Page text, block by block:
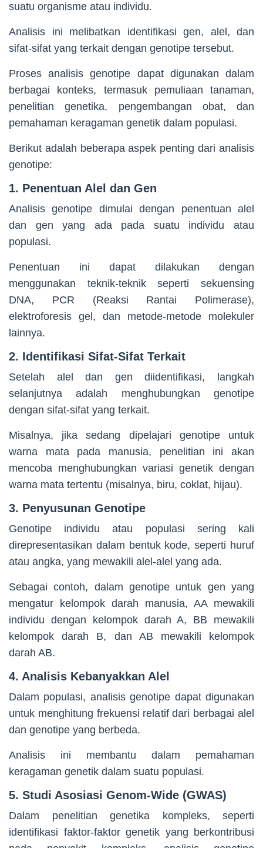
suatu organisme atau individu.
Analisis ini melibatkan identifikasi gen, alel, dan
sifat-sifat yang terkait dengan genotipe tersebut.
Proses analisis genotipe dapat digunakan dalam
berbagai konteks, termasuk pemuliaan tanaman,
penelitian genetika, pengembangan obat, dan
pemahaman keragaman genetik dalam populasi.
Berikut adalah beberapa aspek penting dari analisis
genotipe:
1. Penentuan Alel dan Gen
Analisis genotipe dimulai dengan penentuan alel
dan gen yang ada pada suatu individu atau
populasi.
Penentuan ini dapat dilakukan dengan
menggunakan teknik-teknik seperti sekuensing
DNA, PCR (Reaksi Rantai Polimerase),
elektroforesis gel, dan metode-metode molekuler
lainnya.
2. Identifikasi Sifat-Sifat Terkait
Setelah alel dan gen diidentifikasi, langkah
selanjutnya adalah menghubungkan genotipe
dengan sifat-sifat yang terkait.
Misalnya, jika sedang dipelajari genotipe untuk
warna mata pada manusia, penelitian ini akan
mencoba menghubungkan variasi genetik dengan
warna mata tertentu (misalnya, biru, coklat, hijau).
3. Penyusunan Genotipe
Genotipe individu atau populasi sering kali
direpresentasikan dalam bentuk kode, seperti huruf
atau angka, yang mewakili alel-alel yang ada.
Sebagai contoh, dalam genotipe untuk gen yang
mengatur kelompok darah manusia, AA mewakili
individu dengan kelompok darah A, BB mewakili
kelompok darah B, dan AB mewakili kelompok
darah AB.
4. Analisis Kebanyakkan Alel
Dalam populasi, analisis genotipe dapat digunakan
untuk menghitung frekuensi relatif dari berbagai alel
dan genotipe yang berbeda.
Analisis ini membantu dalam pemahaman
keragaman genetik dalam suatu populasi.
5. Studi Asosiasi Genom-Wide (GWAS)
Dalam penelitian genetika kompleks, seperti
identifikasi faktor-faktor genetik yang berkontribusi